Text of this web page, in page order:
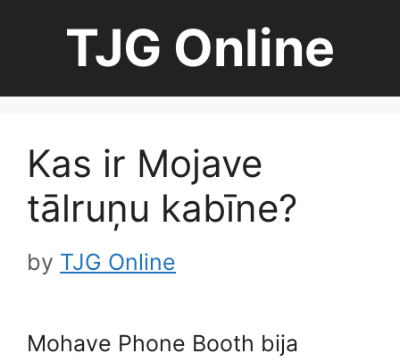
TJG Online
Kas ir Mojave
tālruņu kabīne?
by TJG Online
Mohave Phone Booth bija